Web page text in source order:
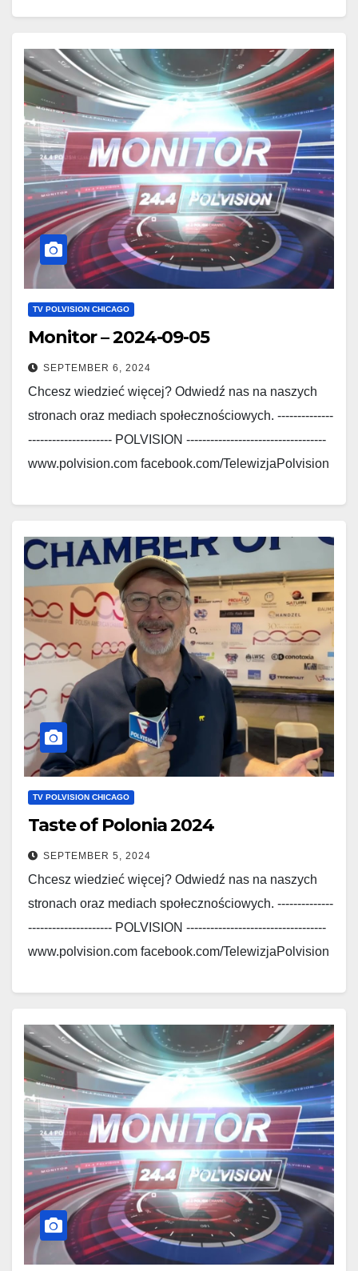
TV POLVISION CHICAGO
Monitor – 2024-09-05
SEPTEMBER 6, 2024
Chcesz wiedzieć więcej? Odwiedź nas na naszych
stronach oraz mediach społecznościowych. --------------
--------------------- POLVISION -----------------------------------
www.polvision.com facebook.com/TelewizjaPolvision
TV POLVISION CHICAGO
Taste of Polonia 2024
SEPTEMBER 5, 2024
Chcesz wiedzieć więcej? Odwiedź nas na naszych
stronach oraz mediach społecznościowych. --------------
--------------------- POLVISION -----------------------------------
www.polvision.com facebook.com/TelewizjaPolvision